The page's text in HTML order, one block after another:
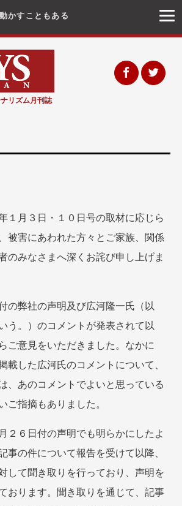
かすこともある
リズム月刊誌
１月３日・１０日号の取材に応じら
被害にあわれた方々とご家族、関係
のみなさまへ深くお詫び申し上げま
の弊社の声明及び広河隆一氏（以
う。）のコメントが発表されて以
ご意見をいただきました。なかに
載した広河氏のコメントについて、
、あのコメントでよいと思っている
ご指摘もありました。
２６日付の声明でも明らかにしたよ
事の件について報告を受けて以降、
して聞き取りを行っており、声明を
おります。聞き取りを通じて、記事